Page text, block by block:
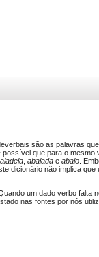
são as palavras
possível que para o
abalada e abalo .
dicionário não implica
um dado verbo falta
nas fontes por nós